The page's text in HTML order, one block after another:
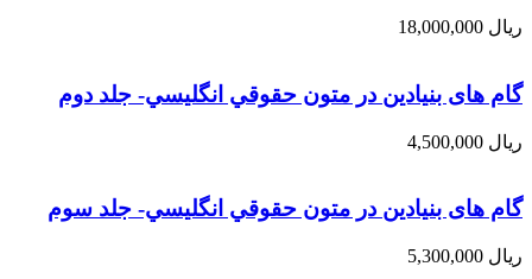
ریال
گام های بنیادین در متون حقوقي انگليسي- جلد دوم
ریال
گام های بنیادین در متون حقوقي انگليسي- جلد سوم
ریال